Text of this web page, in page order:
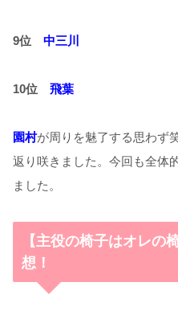
9位 中三川
10位 飛葉
園村が周りを魅了する思わず
返り咲きました。今回も全体
ました。
【主役の椅子はオレの
想！